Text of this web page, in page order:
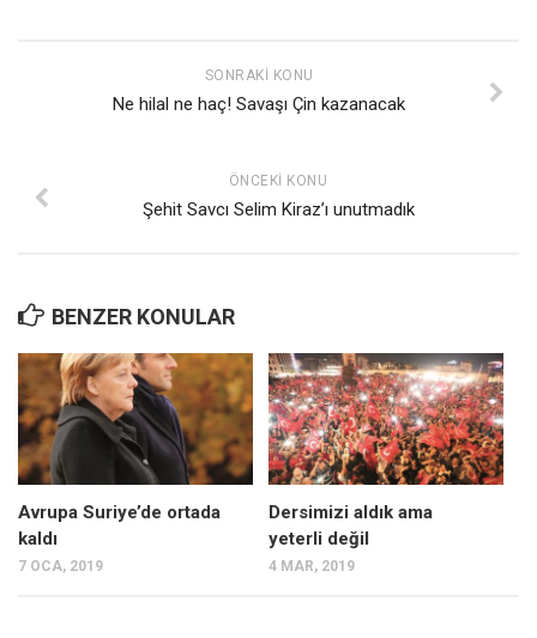
SONRAKI KONU
Ne hilal ne haç! Savaşı Çin kazanacak
ÖNCEKI KONU
Şehit Savcı Selim Kiraz’ı unutmadık
BENZER KONULAR
Avrupa Suriye’de ortada
kaldı
7 OCA, 2019
Dersimizi aldık ama
yeterli değil
4 MAR, 2019